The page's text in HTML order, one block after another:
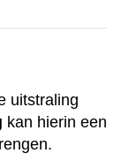
uitstraling
kan hierin een